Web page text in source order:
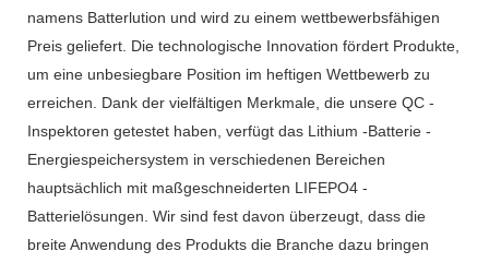
namens Batterlution und wird zu einem wettbewerbsfähigen
Preis geliefert. Die technologische Innovation fördert Produkte,
um eine unbesiegbare Position im heftigen Wettbewerb zu
erreichen. Dank der vielfältigen Merkmale, die unsere QC -
Inspektoren getestet haben, verfügt das Lithium -Batterie -
Energiespeichersystem in verschiedenen Bereichen
hauptsächlich mit maßgeschneiderten LIFEPO4 -
Batterielösungen. Wir sind fest davon überzeugt, dass die
breite Anwendung des Produkts die Branche dazu bringen